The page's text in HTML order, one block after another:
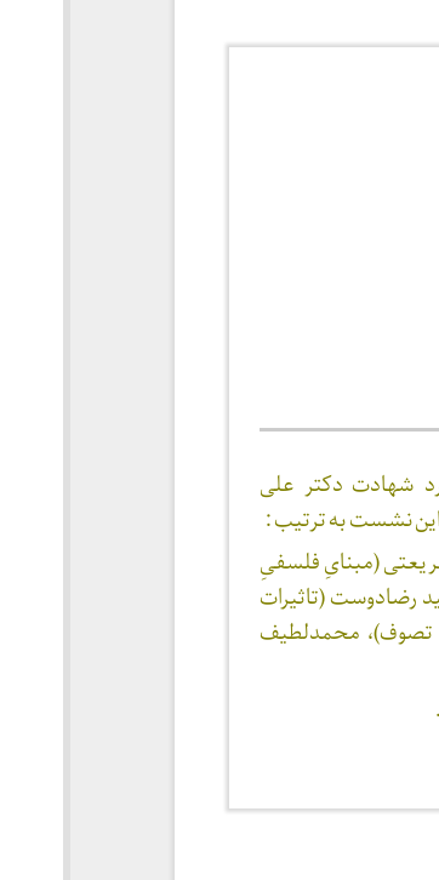
شهادت دکتر علی
نشست به ترتیب :
(مبنایِ فلسفیِ
رضادوست (تاثیرات
تصوف)، محمدلطیف